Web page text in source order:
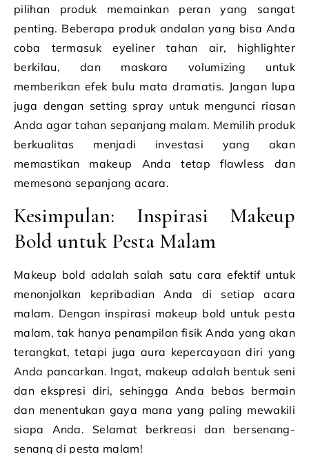
pilihan produk memainkan peran yang sangat
penting. Beberapa produk andalan yang bisa Anda
coba termasuk eyeliner tahan air, highlighter
berkilau, dan maskara volumizing untuk
memberikan efek bulu mata dramatis. Jangan lupa
juga dengan setting spray untuk mengunci riasan
Anda agar tahan sepanjang malam. Memilih produk
berkualitas menjadi investasi yang akan
memastikan makeup Anda tetap flawless dan
memesona sepanjang acara.
Kesimpulan: Inspirasi Makeup
Bold untuk Pesta Malam
Makeup bold adalah salah satu cara efektif untuk
menonjolkan kepribadian Anda di setiap acara
malam. Dengan inspirasi makeup bold untuk pesta
malam, tak hanya penampilan fisik Anda yang akan
terangkat, tetapi juga aura kepercayaan diri yang
Anda pancarkan. Ingat, makeup adalah bentuk seni
dan ekspresi diri, sehingga Anda bebas bermain
dan menentukan gaya mana yang paling mewakili
siapa Anda. Selamat berkreasi dan bersenang-
senang di pesta malam!